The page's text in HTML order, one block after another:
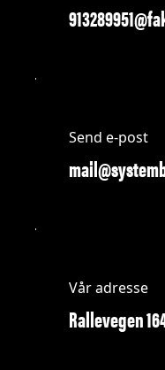
Send e-post
Vår adresse
Rallevegen